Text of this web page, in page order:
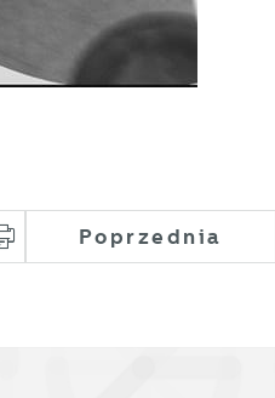
Poprzednia
funkcjonalności czy
cookies możemy zapewnić Ci
pomagają nam
Twoich potrzeb.
pozwalają na uzyskanie
Zezwól na wszystkie